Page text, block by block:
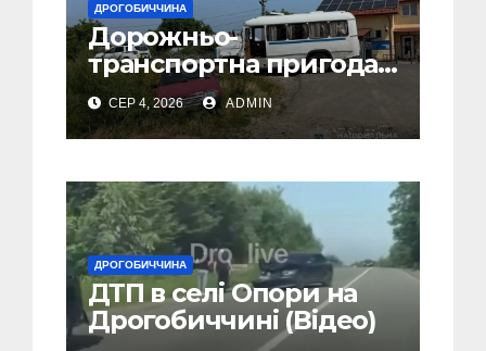
ДРОГОБИЧЧИНА
Дорожньо-
транспортна пригода
у селі Попелі на
Дрогобиччині
СЕР 4, 2026 ADMIN
ДРОГОБИЧЧИНА
ДТП в селі Опори на
Дрогобиччині (Відео)